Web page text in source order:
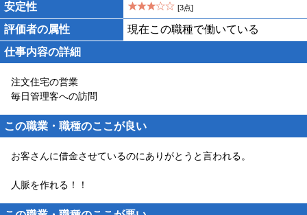
安定性 [3点]
評価者の属性
現在この職種で働いている
仕事内容の詳細
注文住宅の営業
毎日管理客への訪問
この職業・職種のここが良い
お客さんに借金させているのにありがとうと言われる。
人脈を作れる！！